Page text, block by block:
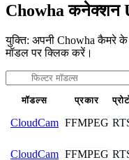
Chowha कनेक्शन
युक्ति: अपनी Chowha कैमरे
मॉडल पर क्लिक करें।
मॉडल्स प्रकार
CloudCam FFMPEG
CloudCam FFMPEG